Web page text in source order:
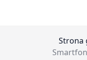
Strona